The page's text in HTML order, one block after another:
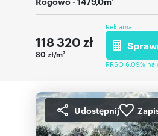
118 320 zł
80 zł/m2
Reklama
RRSO 6,09%
Udostępnij